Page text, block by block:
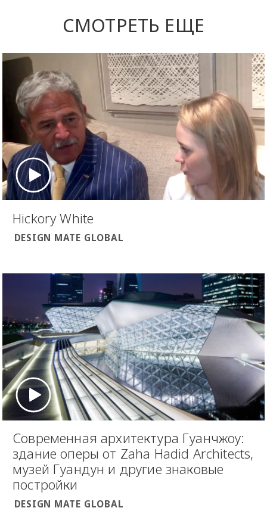
СМОТРЕТЬ ЕЩЕ
Hickory White
DESIGN MATE GLOBAL
Современная архитектура Гуанчжоу:
здание оперы от Zaha Hadid Architects,
музей Гуандун и другие знаковые
постройки
DESIGN MATE GLOBAL